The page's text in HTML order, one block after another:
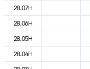
28.07H
28.06H
28.05H
28.04H